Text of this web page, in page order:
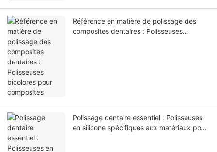
Référence en matière de polissage des
composites dentaires : Polisseuses
Polissage dentaire essentiel : Polisseuses
en silicone spécifiques aux matériaux pour